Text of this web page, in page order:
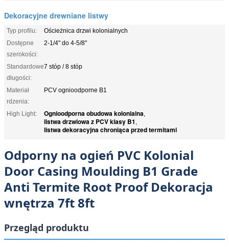
Dekoracyjne drewniane listwy
Typ profilu:
Ościeżnica drzwi kolonialnych
Dostępne
szerokości:
2-1/4" do 4-5/8"
Standardowe
długości:
7 stóp / 8 stóp
Materiał
rdzenia:
PCV ognioodporne B1
High Light: Ognioodporna obudowa kolonialna,
listwa drzwiowa z PCV klasy B1 ,
listwa dekoracyjna chroniąca przed termitami
Odporny na ogień PVC Kolonial
Door Casing Moulding B1 Grade
Anti Termite Root Proof Dekoracja
wnętrza 7ft 8ft
Przegląd produktu